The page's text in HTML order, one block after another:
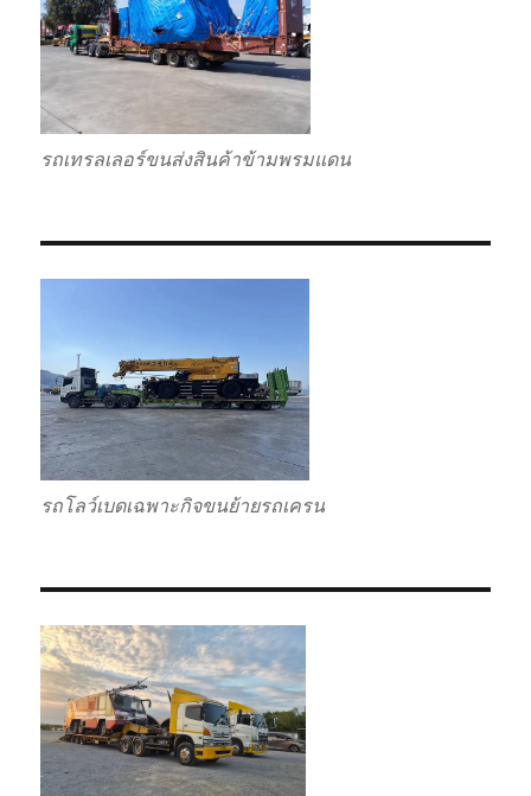
รถเทรลเลอร์ขนส่งสินค้าข้ามพรมแดน
รถโลว์เบดเฉพาะกิจขนย้ายรถเครน